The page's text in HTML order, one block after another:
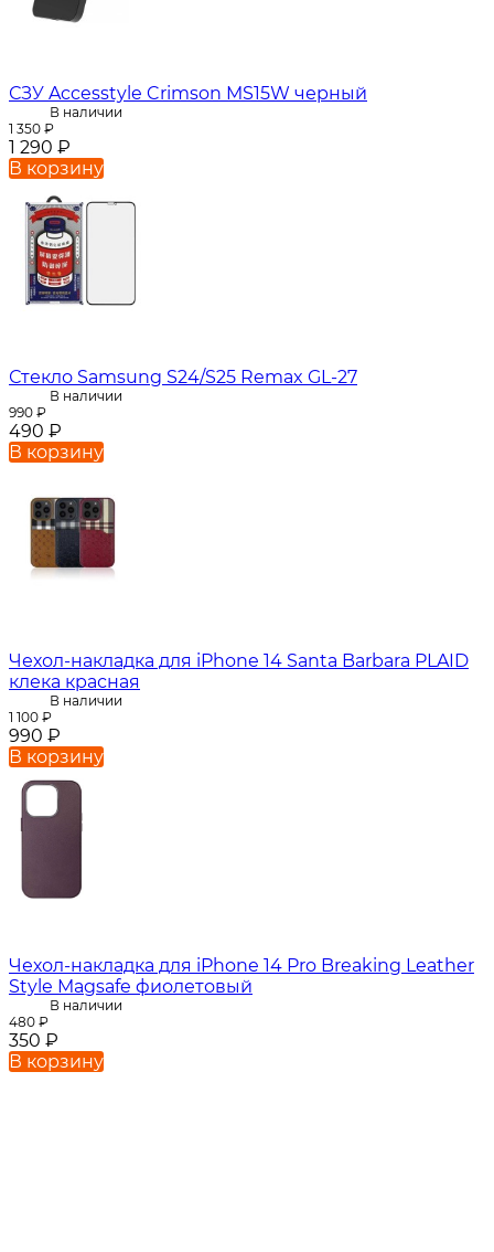
СЗУ Accesstyle Crimson MS15W черный
В наличии
1 350 ₽
1 290 ₽
В корзину
Стекло Samsung S24/S25 Remax GL-27
В наличии
990 ₽
490 ₽
В корзину
Чехол-накладка для iPhone 14 Santa Barbara PLAID
клека красная
В наличии
1 100 ₽
990 ₽
В корзину
Чехол-накладка для iPhone 14 Pro Breaking Leather
Style Magsafe фиолетовый
В наличии
480 ₽
350 ₽
В корзину